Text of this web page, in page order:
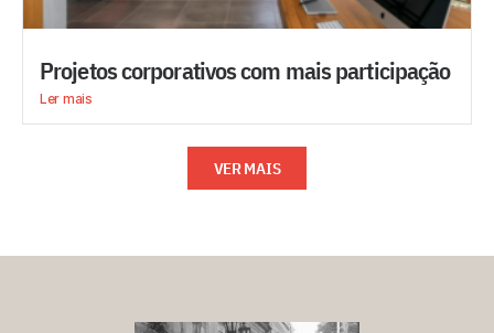
Projetos corporativos com mais participação
Ler mais
VER MAIS